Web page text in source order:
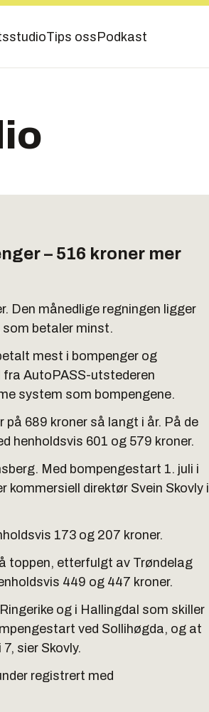
Tips oss Podkast
– 516 kroner mer
Den månedlige regningen ligger
som betaler minst.
mest i bompenger og
AutoPASS-utstederen
system som bompengene.
på 689 kroner så langt i år. På de
henholdsvis 601 og 579 kroner.
Med bompengestart 1. juli i
kommersiell direktør Svein Skovly i
173 og 207 kroner.
toppen, etterfulgt av Trøndelag
449 og 447 kroner.
og i Hallingdal som skiller
ved Sollihøgda, og at
sier Skovly.
registrert med